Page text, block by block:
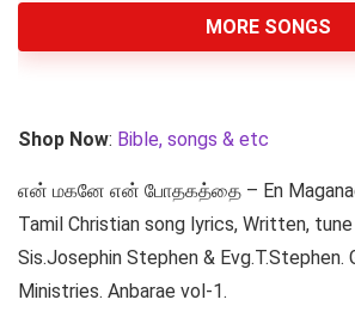
MORE SONGS
Shop Now: Bible, songs & etc
என் மகனே என் போதகத்தை – En
Tamil Christian song lyrics, Written,
Sis.Josephin Stephen & Evg.T.Stephen.
Ministries. Anbarae vol-1.